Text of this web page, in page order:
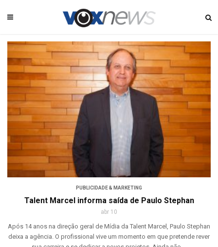
PUBLICIDADE & MARKETING
Talent Marcel informa saída de Paulo Stephan
abr 10
Após 14 anos na direção geral de Mídia da Talent Marcel, Paulo Stephan
deixa a agência. O profissional vive um momento em que pretende rever